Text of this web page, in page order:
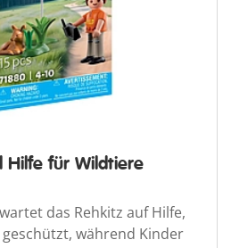
Hilfe für Wildtiere
das Rehkitz auf Hilfe,
während Kinder